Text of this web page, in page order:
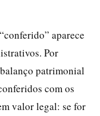
aparece
Por
patrimonial
com os
valor legal: se for